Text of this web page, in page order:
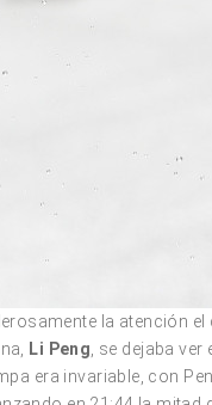
la atención el
Li Peng , se dejaba ver
era invariable, con